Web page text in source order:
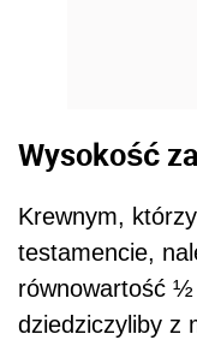
Wysokość
Krewnym,
testamencie,
równowartość ½
dziedziczyliby z